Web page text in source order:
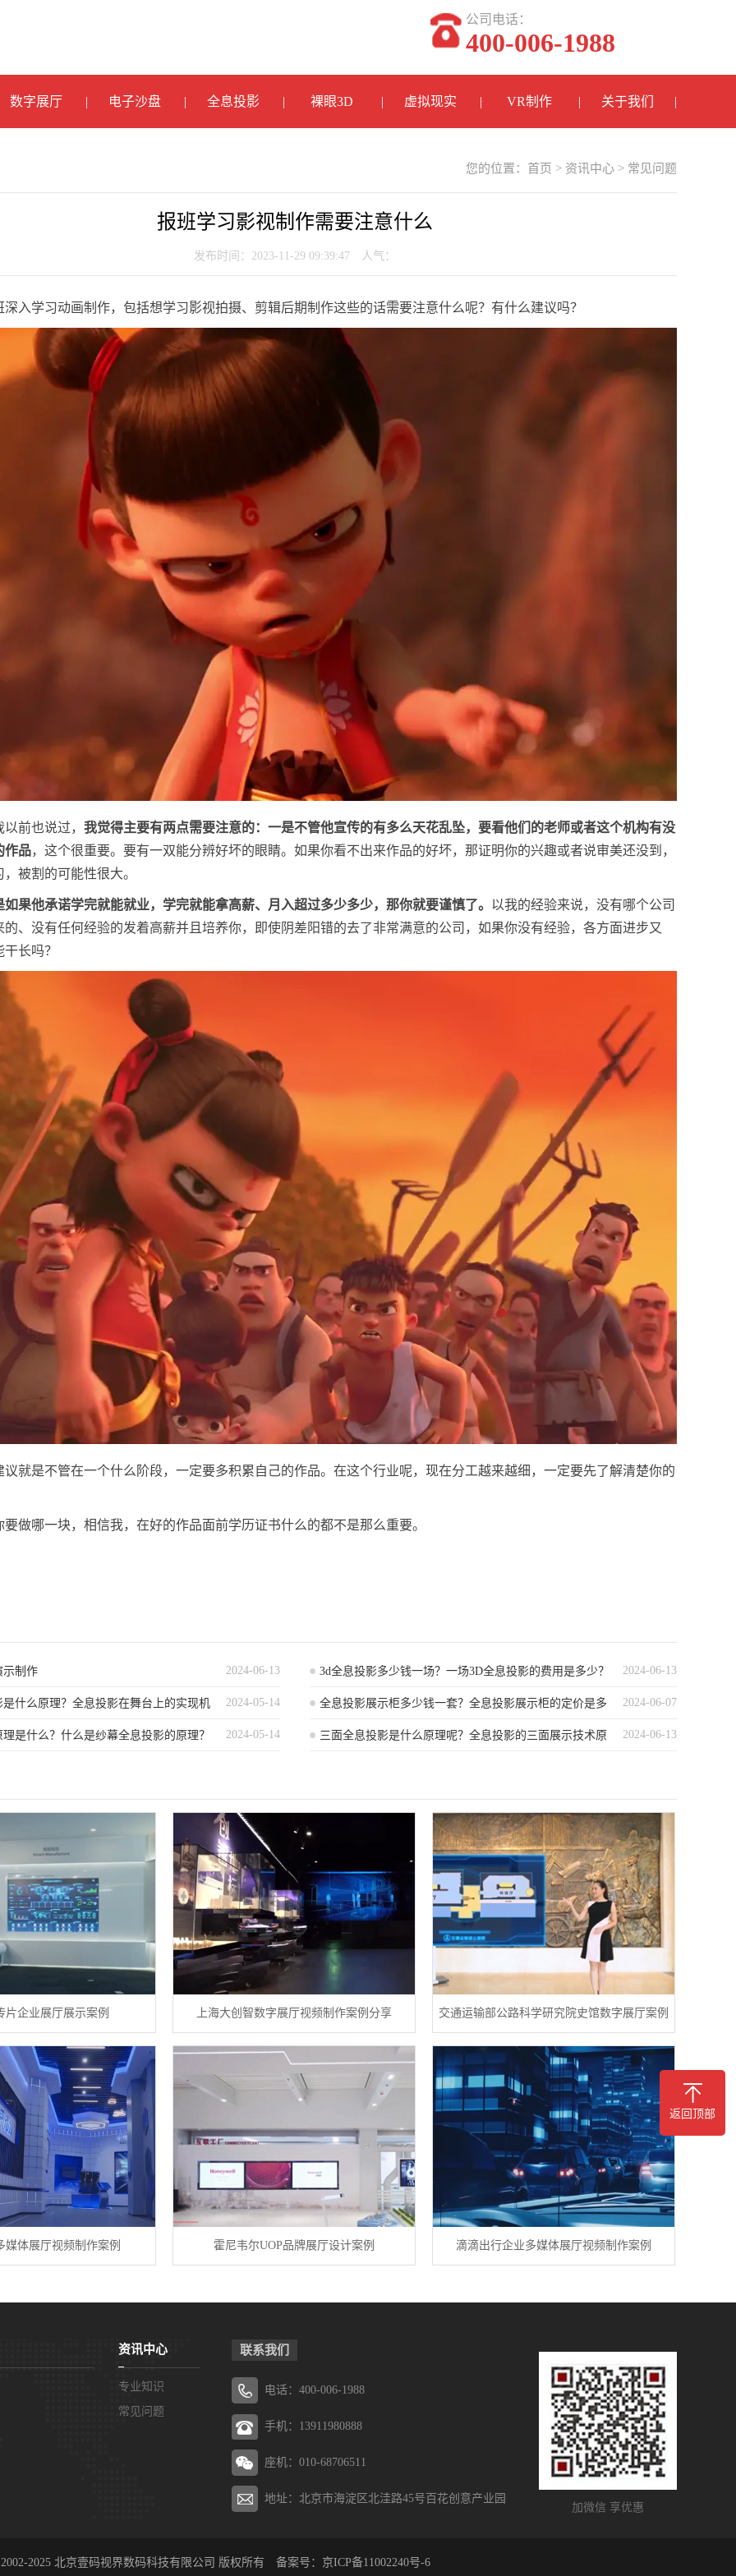
公司电话：
400-006-1988
数字展厅 电子沙盘 全息投影 裸眼3D 虚拟现实 VR制作 关于我们
您的位置： 首页 > 资讯中心 > 常见问题
报班学习影视制作需要注意什么
发布时间：2023-11-29 09:39:47 人气：
深入学习动画制作，包括想学习影视拍摄、剪辑后期制作这些的话需要注意什么呢？有什么建议吗？
前也说过， 我觉得主要有两点需要注意的：一是不管他宣传的有多么天花乱坠，要看他们的老师或者这个机构有没
作品，这个很重要。要有一双能分辨好坏的眼睛。如果你看不出来作品的好坏，那证明你的兴趣或者说审美还没到，
被割的可能性很大。
如果他承诺学完就能就业，学完就能拿高薪、月入超过多少多少，那你就要谨慎了。 以我的经验来说，没有哪个公司
的、没有任何经验的发着高薪并且培养你，即使阴差阳错的去了非常满意的公司，如果你没有经验，各方面进步又
长吗？
议就是不管在一个什么阶段，一定要多积累自己的作品。在这个行业呢，现在分工越来越细，一定要先了解清楚你的
要做哪一块，相信我，在好的作品面前学历证书什么的都不是那么重要。
2024-06-13
示制作 2024-06-13
3d全息投影多少钱一场？一场3D全息投影的费用是多少？
2024-05-14
什么原理？全息投影在舞台上的实现机 2024-06-07
全息投影展示柜多少钱一套？全息投影展示柜的定价是多
少？
2024-05-14
是什么？什么是纱幕全息投影的原理？ 2024-06-13
三面全息投影是什么原理呢？全息投影的三面展示技术原
片企业展厅展示案例 上海大创智数字展厅视频制作案例分享 交通运输部公路科学研究院史馆数字展厅案例
媒体展厅视频制作案例 霍尼韦尔UOP品牌展厅设计案例 滴滴出行企业多媒体展厅视频制作案例
资讯中心
专业知识
常见问题
加微信 享优惠
联系我们
电话：400-006-1988
手机：13911980888
座机：010-68706511
地址：北京市海淀区北洼路45号百花创意产业园
2025 北京壹码视界数码科技有限公司 版权所有 备案号： 京ICP备11002240号-6
返回顶部